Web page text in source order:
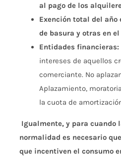
al pago de los
Exención total del año
de basura y otras en
Entidades financieras:
intereses de aquellos
comerciante. No
Aplazamiento,
la cuota de
Igualmente, y para cuando
normalidad es necesario
que incentiven el consumo